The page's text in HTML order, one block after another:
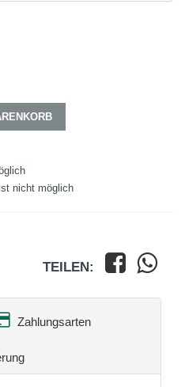
nicht möglich
TEILEN:
Zahlungsarten